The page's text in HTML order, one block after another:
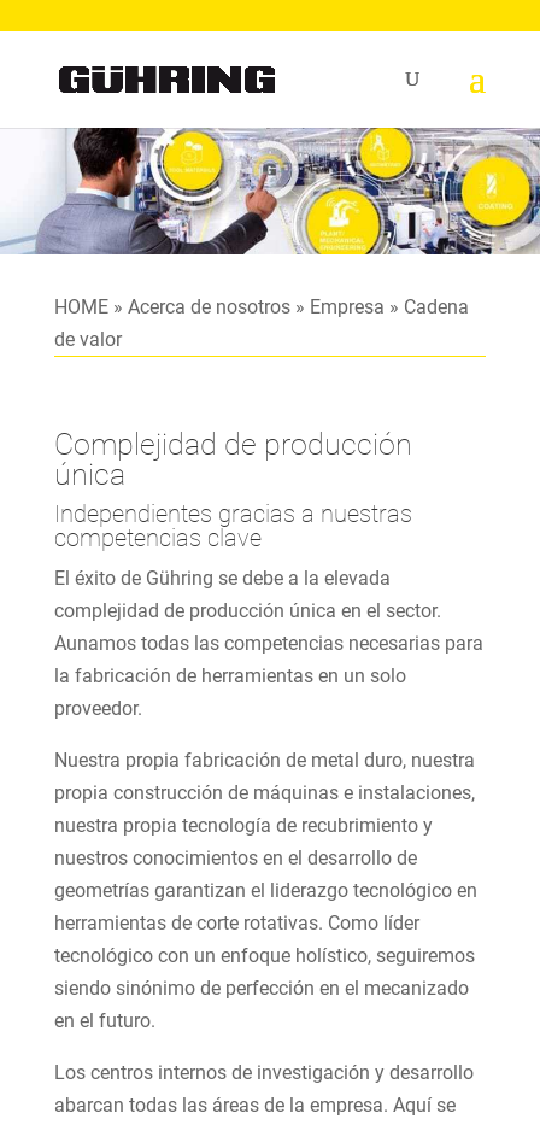
HOME» Acerca de nosotros» Empresa » Cadena
de valor
Complejidad de producción
única
Independientes gracias a nuestras
competencias clave
El éxito de Gühring se debe a la elevada
complejidad de producción única en el sector.
Aunamos todas las competencias necesarias para
la fabricación de herramientas en un solo
proveedor.
Nuestra propia fabricación de metal duro, nuestra
propia construcción de máquinas e instalaciones,
nuestra propia tecnología de recubrimiento y
nuestros conocimientos en el desarrollo de
geometrías garantizan el liderazgo tecnológico en
herramientas de corte rotativas. Como líder
tecnológico con un enfoque holístico, seguiremos
siendo sinónimo de perfección en el mecanizado
en el futuro.
Los centros internos de investigación y desarrollo
abarcan todas las áreas de la empresa. Aquí se